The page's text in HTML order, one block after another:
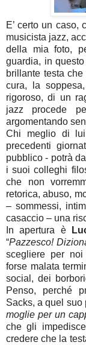
E’ certo un caso,
musicista jazz,
della mia foto,
guardia, in
brillante testa
cura, la
rigoroso, di un
jazz procede
argomentando
Chi meglio di
precedenti
pubblico - potrà
i suoi colleghi
che non
retorica, abuso,
– sommessi,
casaccio – una
In apertura è
“Pazzesco!
scegliere per
forse malata
social, dei
Penso, perché
Sacks, a quel suo
moglie per un
che gli
credere che la